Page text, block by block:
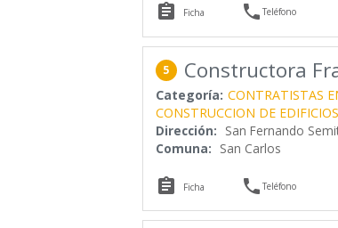
 Ficha Teléfono
5 Constructora
Categoría: CONTRATISTAS
CONSTRUCCION DE EDIFICIOS
Dirección: San Fernando
Comuna: San Carlos
 Ficha Teléfono